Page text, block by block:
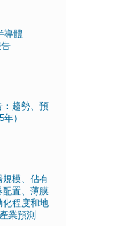
導體
告
趨勢、預
）
規模、佔有
配置、薄膜
化程度和地
業預測